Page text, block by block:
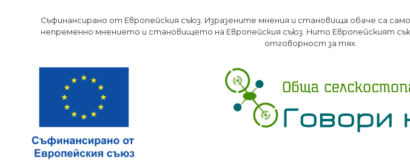
Съфинансирано от Европейския съюз. Изразените мнения и становища обаче са
непременно мнението и становището на Европейския съюз. Нито Европейският
отговорност за тях.